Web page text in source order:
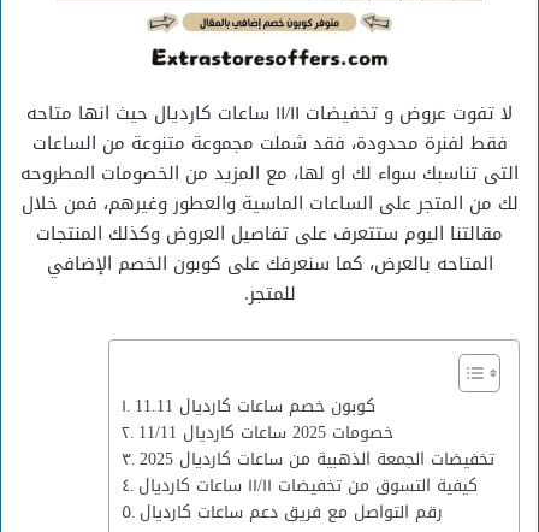
لا تفوت عروض و تخفيضات ١١/١١ ساعات كارديال حيث انها متاحه
فقط لفنرة محدودة، فقد شملت مجموعة متنوعة من الساعات
التى تناسبك سواء لك او لها، مع المزيد من الخصومات المطروحه
لك من المتجر على الساعات الماسية والعطور وغيرهم، فمن خلال
مقالتنا اليوم ستتعرف على تفاصيل العروض وكذلك المنتجات
المتاحه بالعرض، كما سنعرفك على كوبون الخصم الإضافي
للمتجر.
كوبون خصم ساعات كارديال 11.11
خصومات 2025 ساعات كارديال 11/11
تخفيضات الجمعة الذهبية من ساعات كارديال 2025
كيفية التسوق من تخفيضات ١١/١١ ساعات كارديال
رقم التواصل مع فريق دعم ساعات كارديال